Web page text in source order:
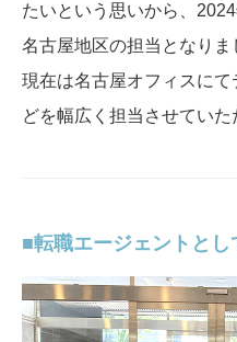
たいという思いから、
名古屋地区の担当となりま
現在は名古屋オフィスに
どを幅広く担当させていた
転職エージェントとし